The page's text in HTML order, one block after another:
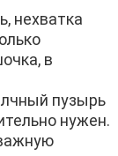
нехватка
в
пузырь
нужен.